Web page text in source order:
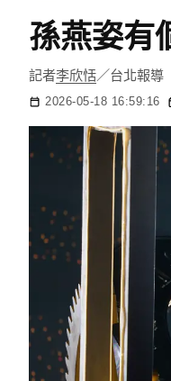
孫燕姿有
記者李欣恬／台北報導
2026-05-18 16:59:16